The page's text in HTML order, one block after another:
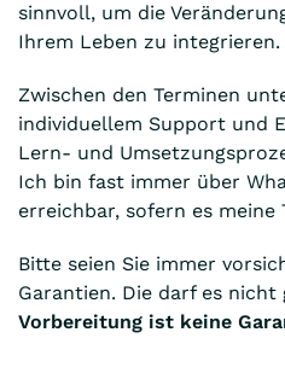
sinnvoll, um die
Ihrem Leben zu integrieren.
Zwischen den Terminen
individuellem Support und
Lern- und
Ich bin fast immer über
erreichbar, sofern es meine
Bitte seien Sie immer
Garantien. Die darf es nicht
Vorbereitung ist keine